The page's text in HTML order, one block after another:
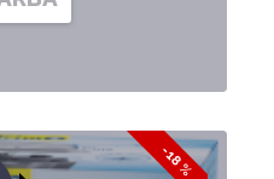
-18 %